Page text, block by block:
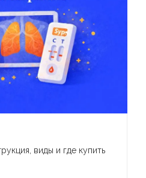
виды и где купить